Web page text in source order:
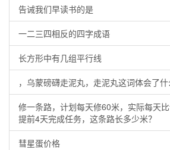
告诫我们早读书的是
一二三四相反的四字成语
长方形中有几组平行线
，乌蒙磅礴走泥丸，走泥丸这词体会了什
修一条路，计划每天修60米，实际每天
提前4天完成任务，这条路长多少米？
彗星蛋价格